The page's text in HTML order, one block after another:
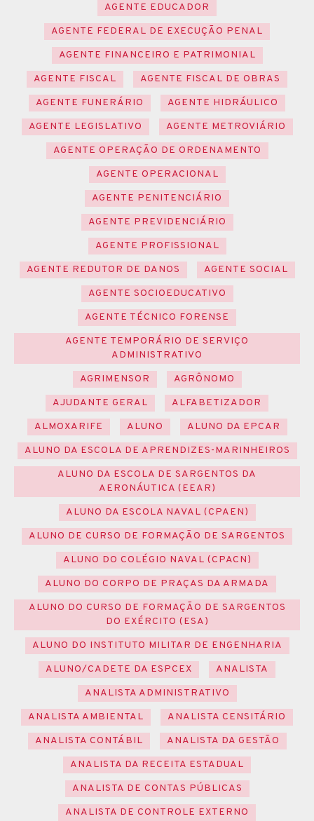
AGENTE EDUCADOR
AGENTE FEDERAL DE EXECUÇÃO PENAL
AGENTE FINANCEIRO E PATRIMONIAL
AGENTE FISCAL
AGENTE FISCAL DE OBRAS
AGENTE FUNERÁRIO
AGENTE HIDRÁULICO
AGENTE LEGISLATIVO
AGENTE METROVIÁRIO
AGENTE OPERAÇÃO DE ORDENAMENTO
AGENTE OPERACIONAL
AGENTE PENITENCIÁRIO
AGENTE PREVIDENCIÁRIO
AGENTE PROFISSIONAL
AGENTE REDUTOR DE DANOS
AGENTE SOCIAL
AGENTE SOCIOEDUCATIVO
AGENTE TÉCNICO FORENSE
AGENTE TEMPORÁRIO DE SERVIÇO
ADMINISTRATIVO
AGRIMENSOR
AGRÔNOMO
AJUDANTE GERAL
ALFABETIZADOR
ALMOXARIFE
ALUNO
ALUNO DA EPCAR
ALUNO DA ESCOLA DE APRENDIZES-MARINHEIROS
ALUNO DA ESCOLA DE SARGENTOS DA
AERONÁUTICA (EEAR)
ALUNO DA ESCOLA NAVAL (CPAEN)
ALUNO DE CURSO DE FORMAÇÃO DE SARGENTOS
ALUNO DO COLÉGIO NAVAL (CPACN)
ALUNO DO CORPO DE PRAÇAS DA ARMADA
ALUNO DO CURSO DE FORMAÇÃO DE SARGENTOS
DO EXÉRCITO (ESA)
ALUNO DO INSTITUTO MILITAR DE ENGENHARIA
ALUNO/CADETE DA ESPCEX
ANALISTA
ANALISTA ADMINISTRATIVO
ANALISTA AMBIENTAL
ANALISTA CENSITÁRIO
ANALISTA CONTÁBIL
ANALISTA DA GESTÃO
ANALISTA DA RECEITA ESTADUAL
ANALISTA DE CONTAS PÚBLICAS
ANALISTA DE CONTROLE EXTERNO